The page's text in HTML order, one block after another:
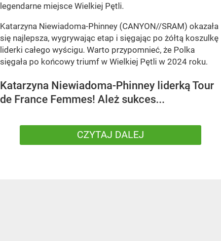
legendarne miejsce Wielkiej Pętli.
Katarzyna Niewiadoma-Phinney (CANYON//SRAM) okazała
się najlepsza, wygrywając etap i sięgając po żółtą koszulkę
liderki całego wyścigu. Warto przypomnieć, że Polka
sięgała po końcowy triumf w Wielkiej Pętli w 2024 roku.
Katarzyna Niewiadoma-Phinney liderką Tour
de France Femmes! Ależ sukces...
CZYTAJ DALEJ